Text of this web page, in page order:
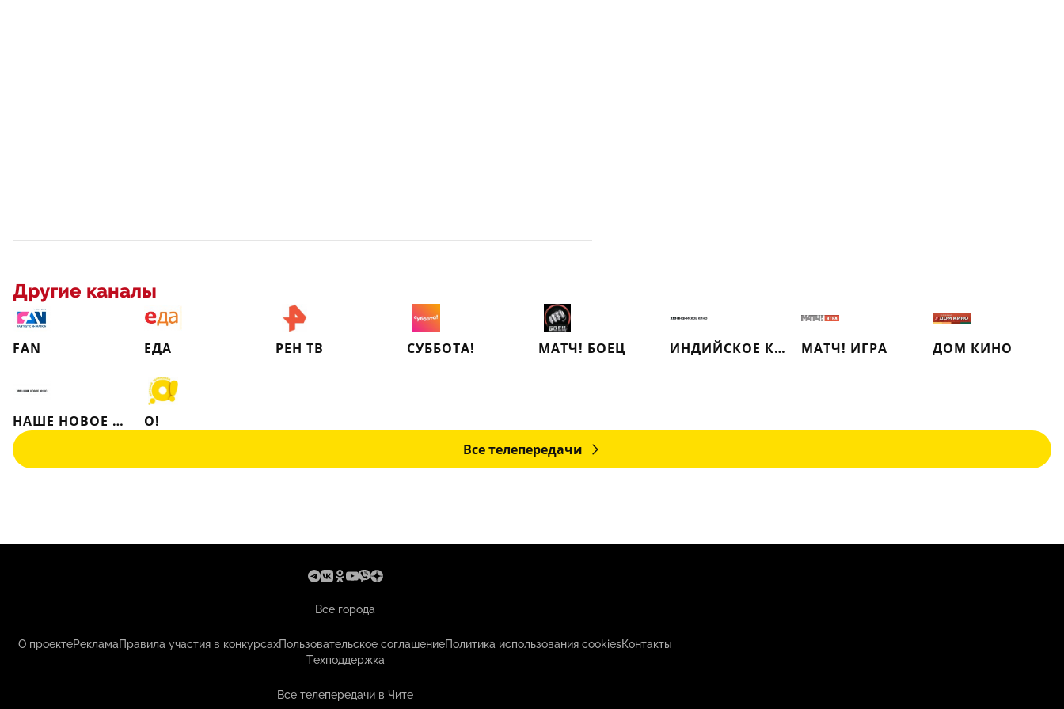
Другие каналы
FAN ЕДА РЕН ТВ СУББОТА! МАТЧ! БОЕЦ ИНДИЙСКОЕ КИНО МАТЧ! ИГРА ДОМ КИНО
НАШЕ НОВОЕ КИНО
О!
Все телепередачи
Все города
О проектеРекламаПравила участия в конкурсахПользовательское соглашениеПолитика использования cookiesКонтакты
Техподдержка
Все телепередачи в Чите